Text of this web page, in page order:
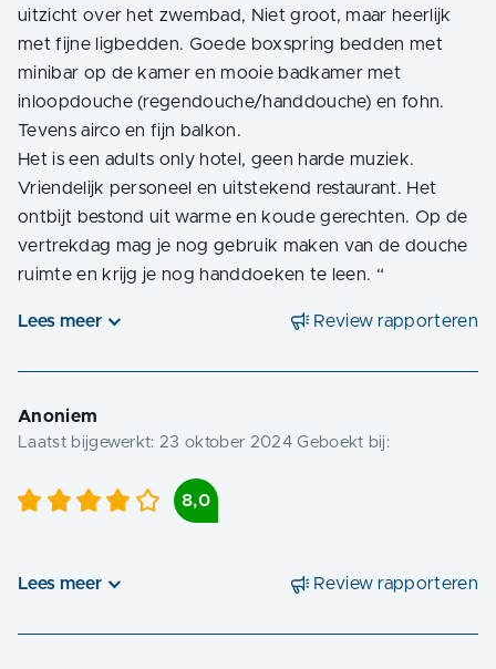
uitzicht over het zwembad, Niet groot, maar heerlijk
met fijne ligbedden. Goede boxspring bedden met
minibar op de kamer en mooie badkamer met
inloopdouche (regendouche/handdouche) en fohn.
Tevens airco en fijn balkon.
Het is een adults only hotel, geen harde muziek.
Vriendelijk personeel en uitstekend restaurant. Het
ontbijt bestond uit warme en koude gerechten. Op de
vertrekdag mag je nog gebruik maken van de douche
ruimte en krijg je nog handdoeken te leen. “
Lees meer Review rapporteren
Anoniem
Laatst bijgewerkt: 23 oktober 2024Geboekt bij:
8,0
Lees meer Review rapporteren